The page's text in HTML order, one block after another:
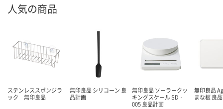
人気の商品
ステンレススポンジラ
ック 無印良品
無印良品 シリコーン 良
品計画
無印良品 ソーラークッ
キングスケール SD‐
005 良品計画
無印良品
まな板 良